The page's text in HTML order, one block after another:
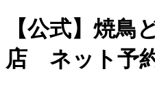
【公式】焼鳥
店 ネット予